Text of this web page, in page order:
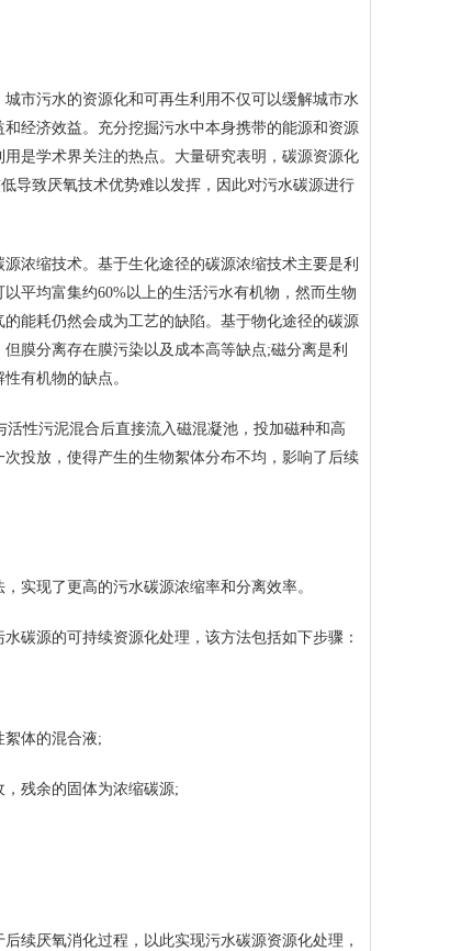
市污水的资源化和可再生利用不仅可以缓解城市水
经济效益。充分挖掘污水中本身携带的能源和资源
是学术界关注的热点。大量研究表明，碳源资源化
导致厌氧技术优势难以发挥，因此对污水碳源进行
缩技术。基于生化途径的碳源浓缩技术主要是利
平均富集约60%以上的生活污水有机物，然而生物
能耗仍然会成为工艺的缺陷。基于物化途径的碳源
膜分离存在膜污染以及成本高等缺点;磁分离是利
有机物的缺点。
性污泥混合后直接流入磁混凝池，投加磁种和高
投放，使得产生的生物絮体分布不均，影响了后续
现了更高的污水碳源浓缩率和分离效率。
源的可持续资源化处理，该方法包括如下步骤：
体的混合液;
残余的固体为浓缩碳源;
厌氧消化过程，以此实现污水碳源资源化处理，